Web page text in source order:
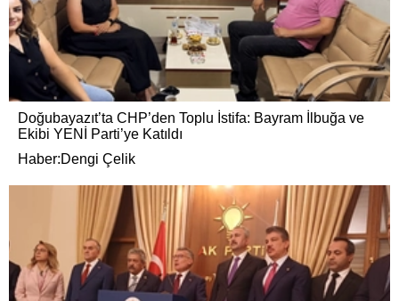
Doğubayazıt’ta CHP’den Toplu İstifa: Bayram İlbuğa ve
Ekibi YENİ Parti’ye Katıldı
Haber:Dengi Çelik